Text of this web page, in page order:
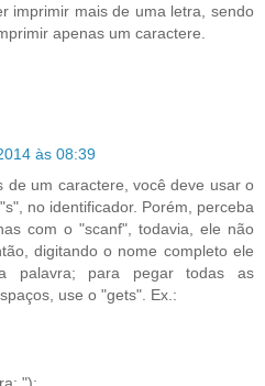
imprimir mais de uma letra, sendo
apenas um caractere.
às 08:39
de um caractere, você deve usar o
no identificador. Porém, perceba
com o "scanf", todavia, ele não
digitando o nome completo ele
palavra; para pegar todas as
use o "gets". Ex.: